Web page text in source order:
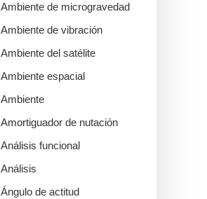
Ambiente de microgravedad
Ambiente de vibración
Ambiente del satélite
Ambiente espacial
Ambiente
Amortiguador de nutación
Análisis funcional
Análisis
Ángulo de actitud